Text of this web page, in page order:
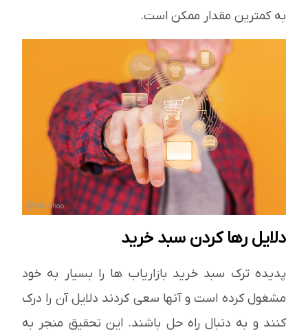
به کمترین مقدار ممکن است.
دلایل رها کردن سبد خرید
پدیده ترک سبد خرید بازاریاب ها را بسیار به خود
مشغول کرده است و آنها سعی کردند دلایل آن را درک
کنند و به دنبال راه حل باشند. این تحقیق منجر به